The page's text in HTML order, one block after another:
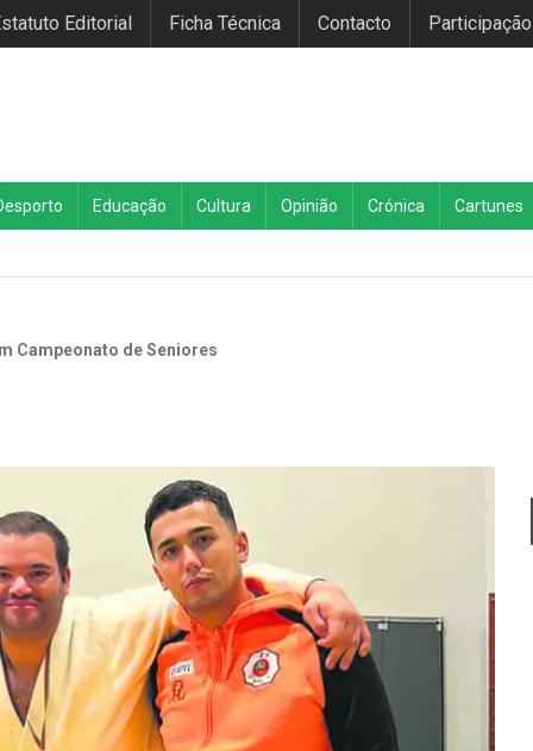
Editorial Ficha Técnica Contacto
Educação Cultura Opinião Crónica Cartunes
Campeonato de Seniores